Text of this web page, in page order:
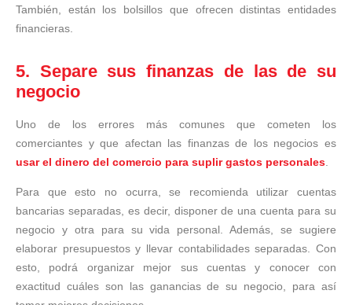
También, están los bolsillos que ofrecen distintas entidades
financieras.
5. Separe sus finanzas de las de su
negocio
Uno de los errores más comunes que cometen los
comerciantes y que afectan las finanzas de los negocios es
usar el dinero del comercio para suplir gastos personales
Para que esto no ocurra, se recomienda utilizar cuentas
bancarias separadas, es decir, disponer de una cuenta para su
negocio y otra para su vida personal. Además, se sugiere
elaborar presupuestos y llevar contabilidades separadas. Con
esto, podrá organizar mejor sus cuentas y conocer con
exactitud cuáles son las ganancias de su negocio, para así